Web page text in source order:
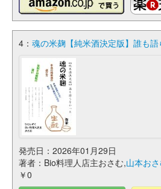
4： 魂の米麹【純米酒決定版】誰も語
発売日：2026年01月29日
著者：Bio料理人店主おさむ,山本お
￥0